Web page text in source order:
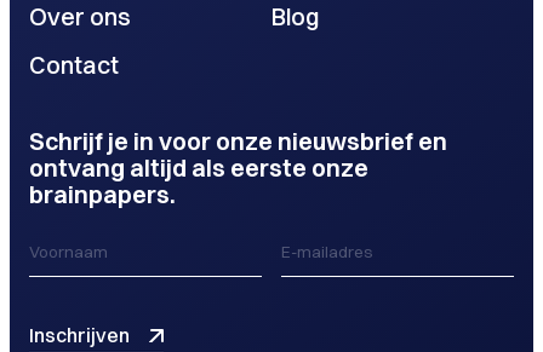
Over ons
Blog
Contact
Schrijf je in voor onze nieuwsbrief en
ontvang altijd als eerste onze
brainpapers.
Inschrijven